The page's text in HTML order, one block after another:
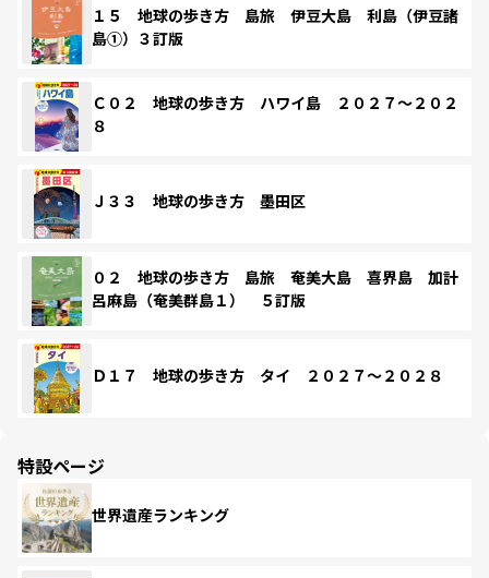
１５ 地球の歩き方 島旅 伊豆大島 利島（伊豆諸
島①）３訂版
Ｃ０２ 地球の歩き方 ハワイ島 ２０２７～２０２
８
Ｊ３３ 地球の歩き方 墨田区
０２ 地球の歩き方 島旅 奄美大島 喜界島 加計
呂麻島（奄美群島１） ５訂版
Ｄ１７ 地球の歩き方 タイ ２０２７～２０２８
特設ページ
世界遺産ランキング